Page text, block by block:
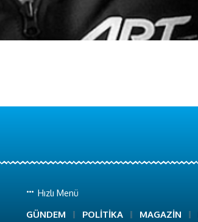
Hızlı Menü
GÜNDEM POLİTİKA MAGAZİN